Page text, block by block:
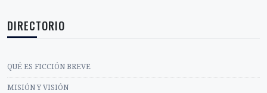
DIRECTORIO
QUÉ ES FICCIÓN BREVE
MISIÓN Y VISIÓN